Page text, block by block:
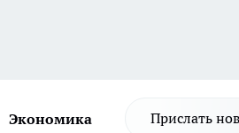
Экономика Прислать